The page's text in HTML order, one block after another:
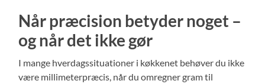
Når præcision betyder noget –
og når det ikke gør
I mange hverdagssituationer i køkkenet behøver du ikke
være millimeterpræcis, når du omregner gram til